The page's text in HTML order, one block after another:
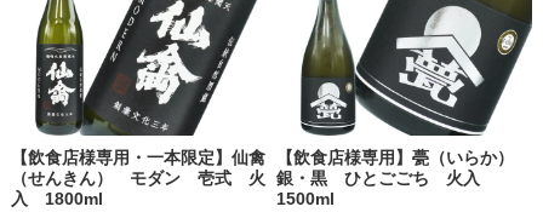
【飲食店様専用・一本限定】仙禽
（せんきん） モダン 壱式 火
入 1800ml
【飲食店様専用】甍（いらか）
銀・黒 ひとごごち 火入
1500ml